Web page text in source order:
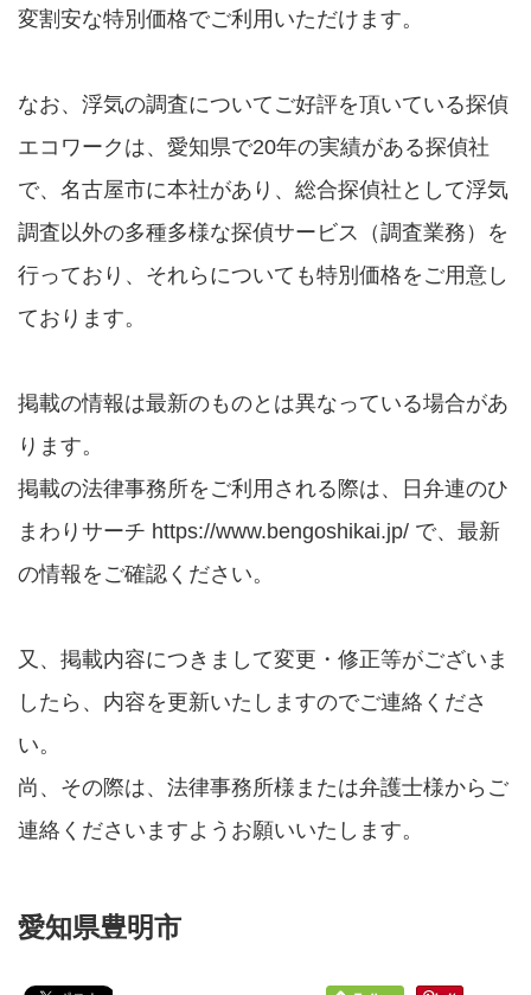
変割安な特別価格でご利用いただけます。
なお、浮気の調査についてご好評を頂いている探偵
エコワークは、愛知県で20年の実績がある探偵社
で、名古屋市に本社があり、総合探偵社として浮気
調査以外の多種多様な探偵サービス（調査業務）を
行っており、それらについても特別価格をご用意し
ております。
掲載の情報は最新のものとは異なっている場合があ
ります。
掲載の法律事務所をご利用される際は、日弁連のひ
まわりサーチ https://www.bengoshikai.jp/ で、最新
の情報をご確認ください。
又、掲載内容につきまして変更・修正等がございま
したら、内容を更新いたしますのでご連絡くださ
い。
尚、その際は、法律事務所様または弁護士様からご
連絡くださいますようお願いいたします。
愛知県豊明市